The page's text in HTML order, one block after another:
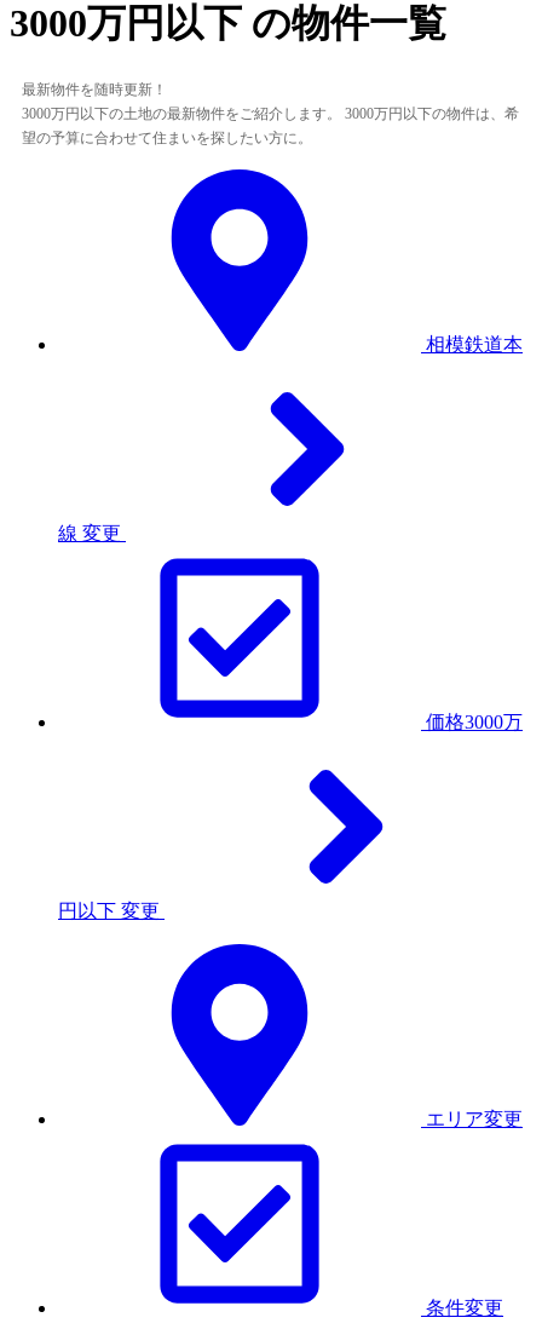
3000万円以下 の物件一覧
最新物件を随時更新！
3000万円以下の土地の最新物件をご紹介します。 3000万円以下の物件は、希
望の予算に合わせて住まいを探したい方に。
相模鉄道本
線 変更
価格3000万
円以下 変更
エリア変更
条件変更